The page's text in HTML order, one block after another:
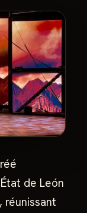
de León
réunissant